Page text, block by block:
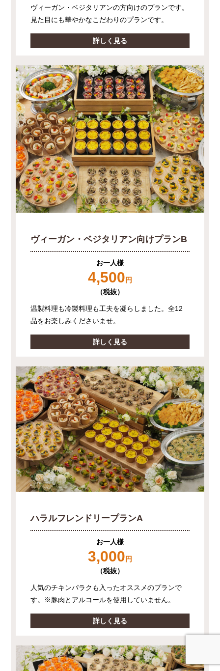
ヴィーガン・ベジタリアンの方向けのプランです。
見た目にも華やかなこだわりのプランです。
詳しく見る
ヴィーガン・ベジタリアン向けプランB
お一人様
4,500 円
（税抜）
温製料理も冷製料理も工夫を凝らしました。全12
品をお楽しみくださいませ。
詳しく見る
ハラルフレンドリープランA
お一人様
3,000 円
（税抜）
人気のチキンパラクも入ったオススメのプランで
す。※豚肉とアルコールを使用していません。
詳しく見る